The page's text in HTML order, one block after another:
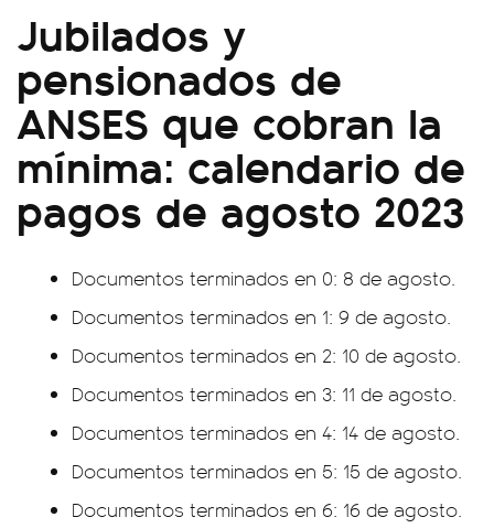
Jubilados y
pensionados de
ANSES que cobran la
mínima: calendario de
pagos de agosto 2023
Documentos terminados en 0: 8 de agosto.
Documentos terminados en 1: 9 de agosto.
Documentos terminados en 2: 10 de agosto.
Documentos terminados en 3: 11 de agosto.
Documentos terminados en 4: 14 de agosto.
Documentos terminados en 5: 15 de agosto.
Documentos terminados en 6: 16 de agosto.